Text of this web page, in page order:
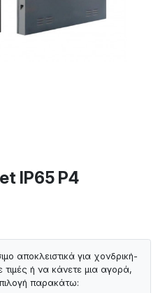
IP65 P4
αποκλειστικά για χονδρική-
τιμές ή να κάνετε μια αγορά,
παρακάτω: